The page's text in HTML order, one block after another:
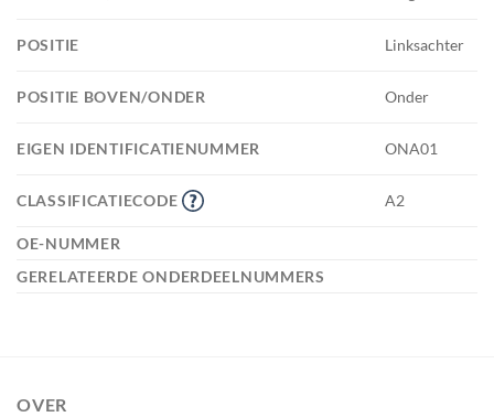
POSITIE Linksachter
POSITIE BOVEN/ONDER Onder
EIGEN IDENTIFICATIENUMMER ONA01
CLASSIFICATIECODE A2
OE-NUMMER
GERELATEERDE ONDERDEELNUMMERS
OVER